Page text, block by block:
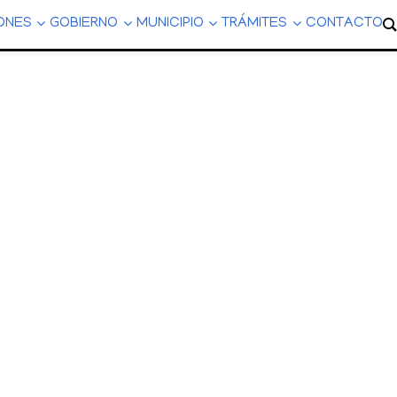
GOBIERNO MUNICIPIO TRÁMITES CONTACTO